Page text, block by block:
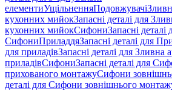
елементиУщільненняПодовжувачі
кухонних мийокЗапасні деталі для
кухонних мийокСифониЗапасні деталі
СифониПриладдяЗапасні деталі для
для приладівЗапасні деталі для Зливна
приладівСифониЗапасні деталі для
прихованого монтажуСифони
деталі для Сифони зовнішнього